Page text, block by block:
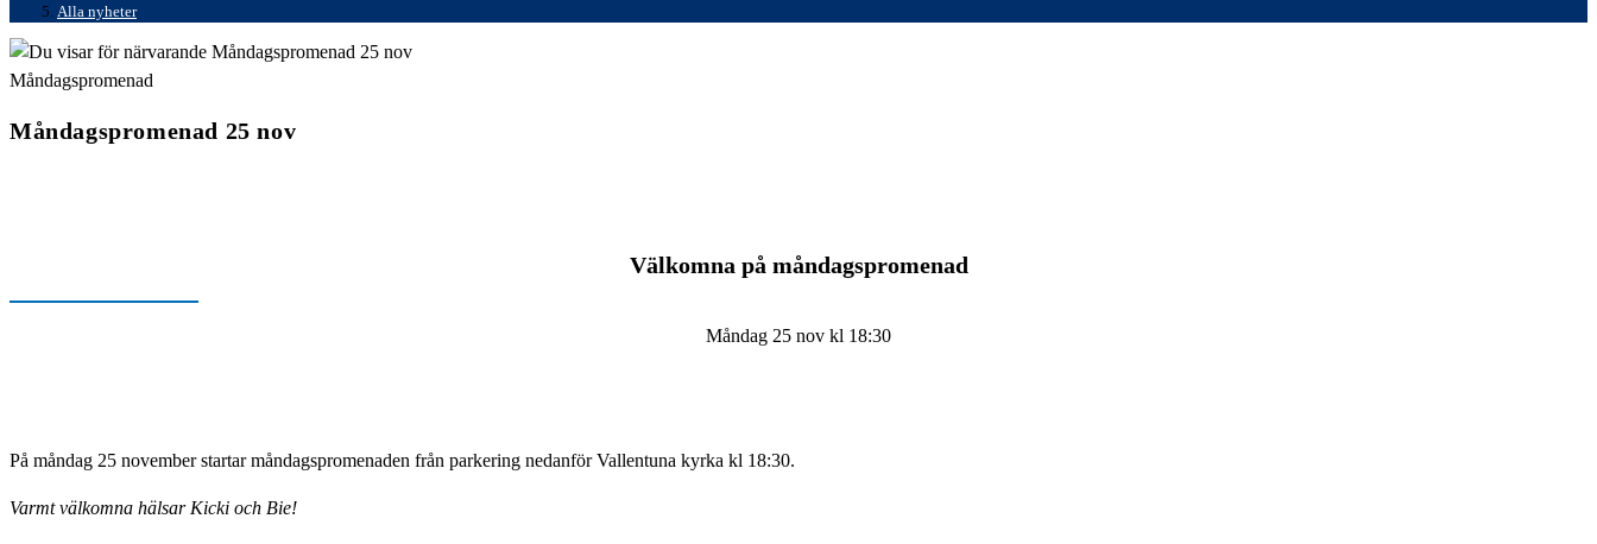
Alla nyheter
Måndagspromenad
Måndagspromenad 25 nov
Välkomna på måndagspromenad
Måndag 25 nov kl 18:30
På måndag 25 november startar måndagspromenaden från parkering nedanför Vallentuna kyrka kl 18:30.
Varmt välkomna hälsar Kicki och Bie!